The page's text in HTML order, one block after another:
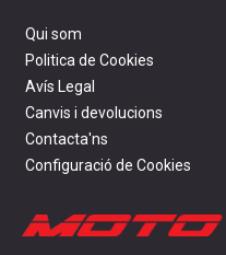
Qui som
Politica de Cookies
Avís Legal
Canvis i devolucions
Contacta'ns
Configuració de Cookies